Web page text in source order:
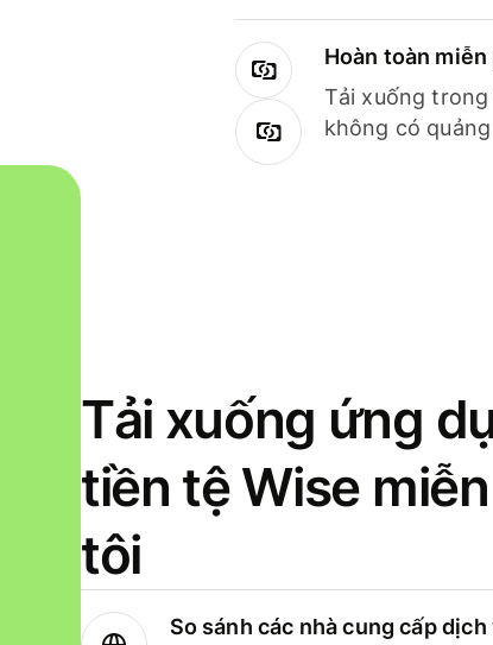
Hoàn toàn
Tải xuống trong
không có
Tải xuống ứng
tiền tệ Wise
tôi
So sánh các nhà cung cấp